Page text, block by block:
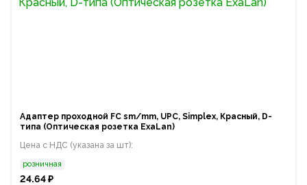
Адаптер проходной FC sm/mm, UPC, Simplex, Красный, D-
типа (Оптическая розетка ExaLan)
Цена с НДС (указана за шт):
розничная
24.64 ₽